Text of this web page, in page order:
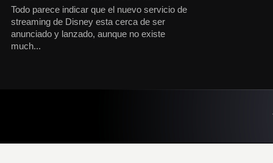
Todo parece indicar que el nuevo servicio de
streaming de Disney esta cerca de ser
anunciado y lanzado, aunque no existe
much...